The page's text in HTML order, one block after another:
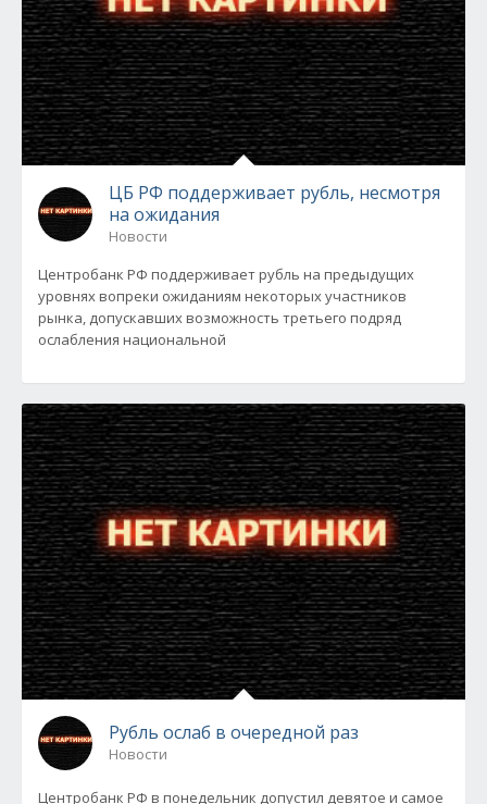
ЦБ РФ поддерживает рубль, несмотря
на ожидания
Новости
Центробанк РФ поддерживает рубль на предыдущих
уровнях вопреки ожиданиям некоторых участников
рынка, допускавших возможность третьего подряд
ослабления национальной
Рубль ослаб в очередной раз
Новости
Центробанк РФ в понедельник допустил девятое и самое